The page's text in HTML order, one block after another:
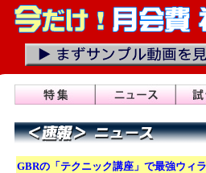
GBRの「テクニック講座」で最強ウィ